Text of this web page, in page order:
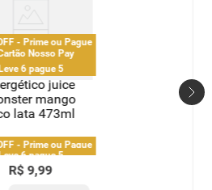
- Prime ou Pague
Nosso Pay
6 pague 5
juice
mango
lata 473ml
- Prime ou Pague
Nosso Pay
6 pague 5
R$ 9,99